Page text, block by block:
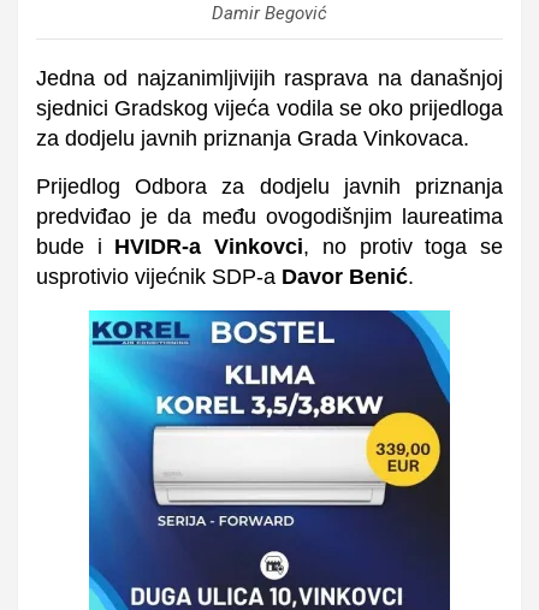
Damir Begović
Jedna od najzanimljivijih rasprava na današnjoj
sjednici Gradskog vijeća vodila se oko prijedloga
za dodjelu javnih priznanja Grada Vinkovaca.
Prijedlog Odbora za dodjelu javnih priznanja
predviđao je da među ovogodišnjim laureatima
bude i HVIDR-a Vinkovci, no protiv toga se
usprotivio vijećnik SDP-a Davor Benić.